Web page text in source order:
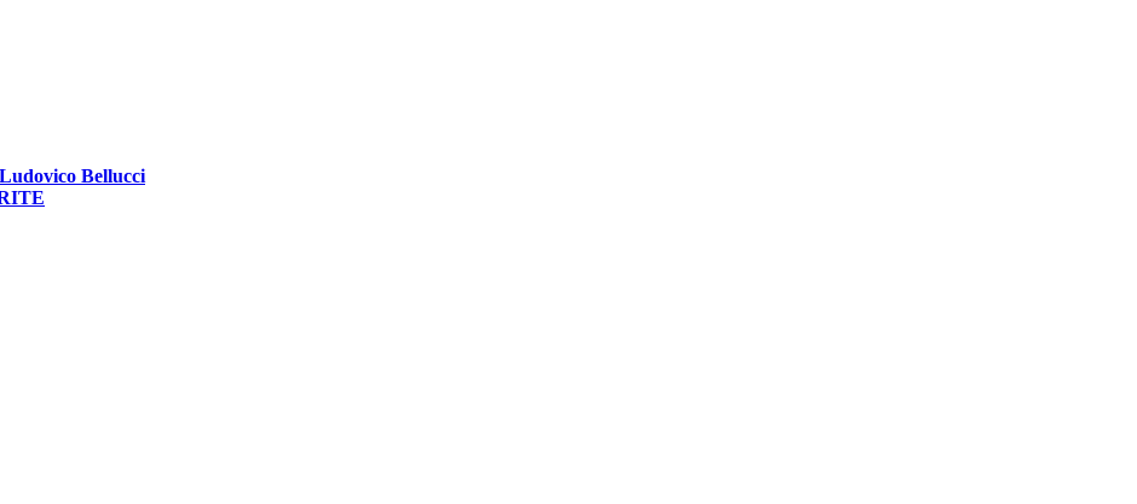
Bellucci